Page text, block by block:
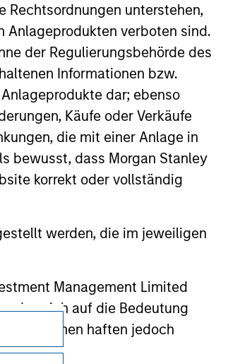
Rechtsordnungen unterstehen,
Anlageprodukten verboten sind.
der Regulierungsbehörde des
Informationen bzw.
dar; ebenso
Käufe oder Verkäufe
die mit einer Anlage in
bewusst, dass Morgan Stanley
korrekt oder vollständig
werden, die im jeweiligen
Management Limited
das sich auf die Bedeutung
haften jedoch
that the investment
The trademarks and
sponsored, or otherwise
are providing these
investigation,
for the information